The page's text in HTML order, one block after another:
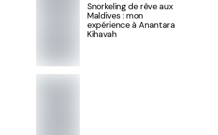
Snorkeling de rêve aux
Maldives : mon
expérience à Anantara
Kihavah